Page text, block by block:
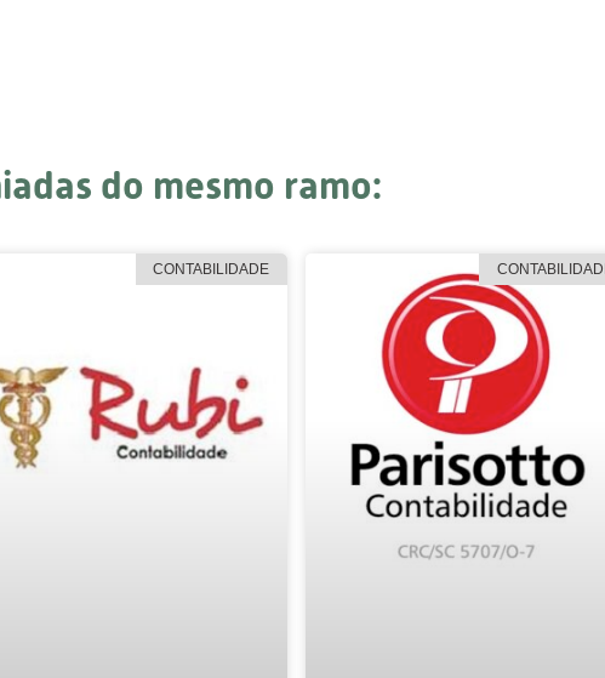
do mesmo ramo:
CONTABILIDADE